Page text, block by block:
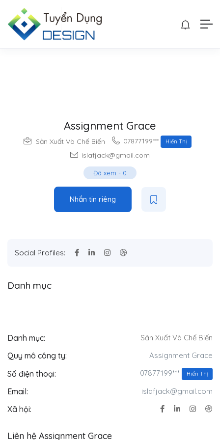
Assignment Grace
Sản Xuất Và Chế Biến 07877199*** Hiển Thị
islafjack@gmail.com
Đã xem - 0
Nhắn tin riêng
Social Profiles:
Danh mục
Danh mục: Sản Xuất Và Chế Biến
Quy mô công ty: Assignment Grace
Số điện thoại: 07877199*** Hiển Thị
Email: islafjack@gmail.com
Xã hội:
Liên hệ Assignment Grace